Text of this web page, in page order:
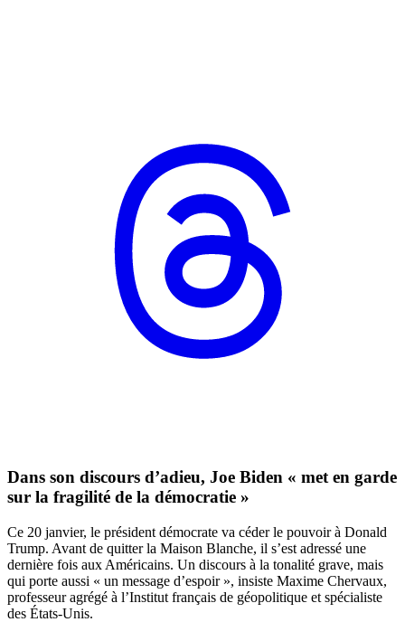
Dans son discours d’adieu, Joe Biden « met en garde
sur la fragilité de la démocratie »
Ce 20 janvier, le président démocrate va céder le pouvoir à Donald
Trump. Avant de quitter la Maison Blanche, il s’est adressé une
dernière fois aux Américains. Un discours à la tonalité grave, mais
qui porte aussi « un message d’espoir », insiste Maxime Chervaux,
professeur agrégé à l’Institut français de géopolitique et spécialiste
des États-Unis.